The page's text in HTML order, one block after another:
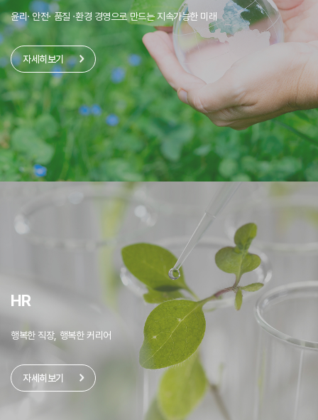
윤리· 안전· 품질 ·환경 경영으로 만드는 지속가능한 미래
자세히보기
HR
행복한 직장, 행복한 커리어
자세히보기